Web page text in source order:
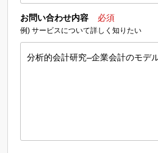
お問い合わせ内容 必須
例) サービスについて詳しく知りたい